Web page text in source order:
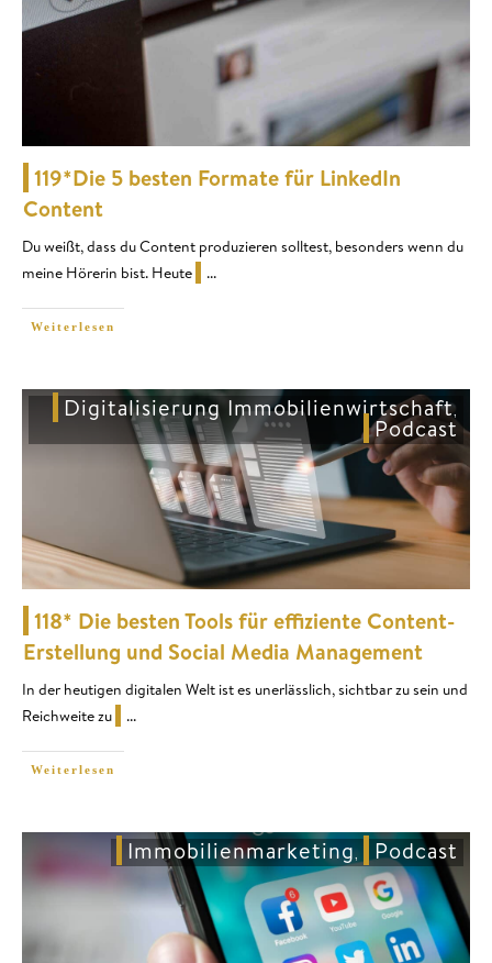
119*Die 5 besten Formate für LinkedIn
Content
Du weißt, dass du Content produzieren solltest, besonders wenn du
meine Hörerin bist. Heute
...
Weiterlesen
Digitalisierung Immobilienwirtschaft,
Podcast
118* Die besten Tools für effiziente Content-
Erstellung und Social Media Management
In der heutigen digitalen Welt ist es unerlässlich, sichtbar zu sein und
Reichweite zu
...
Weiterlesen
Immobilienmarketing, Podcast